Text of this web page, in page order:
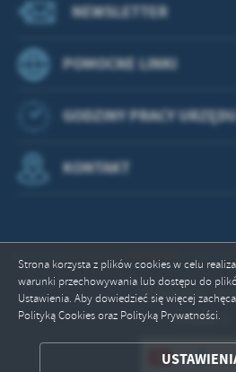
Strona korzysta z plików cookies w celu
warunki przechowywania lub dostępu do
Ustawienia. Aby dowiedzieć się więcej
Polityką Cookies oraz Polityką Prywatności.
ZAPISZ
POMOCNE LINKI
NEWSLETTER
GODZINY PRACY URZĘDU
KONTAKT
Odwiedzin:
Online: 3